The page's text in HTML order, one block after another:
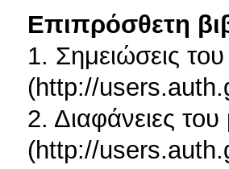
Επιπρόσθετη
1. Σημειώσεις
(http://
2. Διαφάνειες
(http://